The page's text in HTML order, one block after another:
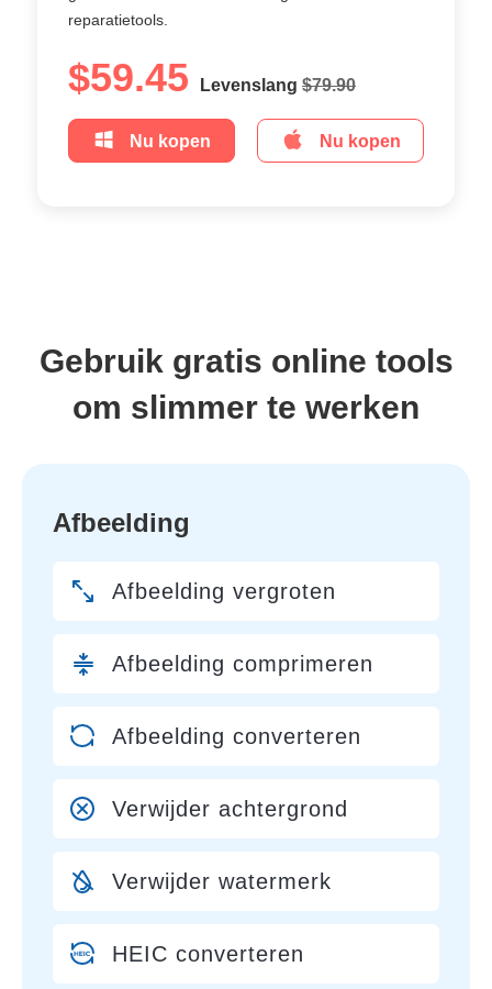
reparatietools.
$59.45 Levenslang $79.90
Nu kopen Nu kopen
Gebruik gratis online tools
om slimmer te werken
Afbeelding
Afbeelding vergroten
Afbeelding comprimeren
Afbeelding converteren
Verwijder achtergrond
Verwijder watermerk
HEIC converteren